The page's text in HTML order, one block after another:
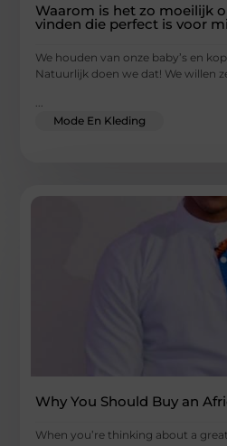
Waarom is het zo moeilijk
vinden die perfect is voor
We houden van onze baby’s en
Natuurlijk doen we dat! We willen
Mode En Kleding
Why You Should Buy an
When you’re thinking about a